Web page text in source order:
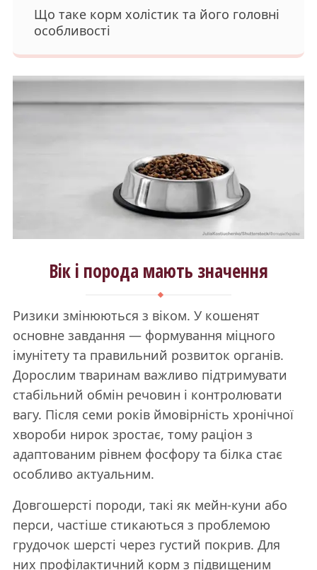
Що таке корм холістик та його головні
особливості
Вік і порода мають значення
Ризики змінюються з віком. У кошенят
основне завдання — формування міцного
імунітету та правильний розвиток органів.
Дорослим тваринам важливо підтримувати
стабільний обмін речовин і контролювати
вагу. Після семи років ймовірність хронічної
хвороби нирок зростає, тому раціон з
адаптованим рівнем фосфору та білка стає
особливо актуальним.
Довгошерсті породи, такі як мейн-куни або
перси, частіше стикаються з проблемою
грудочок шерсті через густий покрив. Для
них профілактичний корм з підвищеним